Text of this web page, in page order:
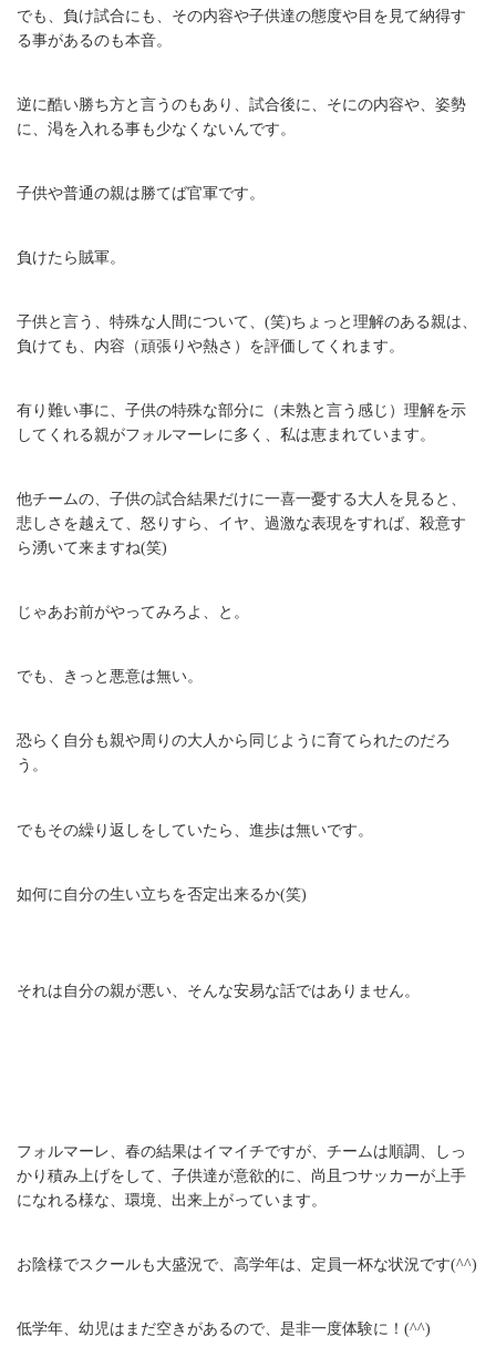
でも、負け試合にも、その内容や子供達の態度や目を見て納得す
る事があるのも本音。
逆に酷い勝ち方と言うのもあり、試合後に、そにの内容や、姿勢
に、渇を入れる事も少なくないんです。
子供や普通の親は勝てば官軍です。
負けたら賊軍。
子供と言う、特殊な人間について、(笑)ちょっと理解のある親は、
負けても、内容（頑張りや熱さ）を評価してくれます。
有り難い事に、子供の特殊な部分に（未熟と言う感じ）理解を示
してくれる親がフォルマーレに多く、私は恵まれています。
他チームの、子供の試合結果だけに一喜一憂する大人を見ると、
悲しさを越えて、怒りすら、イヤ、過激な表現をすれば、殺意す
ら湧いて来ますね(笑)
じゃあお前がやってみろよ、と。
でも、きっと悪意は無い。
恐らく自分も親や周りの大人から同じように育てられたのだろ
う。
でもその繰り返しをしていたら、進歩は無いです。
如何に自分の生い立ちを否定出来るか(笑)
それは自分の親が悪い、そんな安易な話ではありません。
フォルマーレ、春の結果はイマイチですが、チームは順調、しっ
かり積み上げをして、子供達が意欲的に、尚且つサッカーが上手
になれる様な、環境、出来上がっています。
お陰様でスクールも大盛況で、高学年は、定員一杯な状況です(^^)
低学年、幼児はまだ空きがあるので、是非一度体験に！(^^)